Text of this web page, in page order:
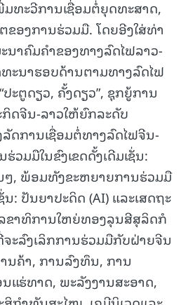
ທະວີການເຊື່ອມຕໍ່ຍຸດທະສາດ,
ຂອງການຮ່ວມມື. ໂດຍອີງໃສ່ທ່າ
ນາຄົມຄຳຂອງທາງລົດໄຟລາວ-
ະນາຮອບດ້ານຕາມທາງລົດໄຟ
ະຕູດຽວ, ຄັ້ງດຽວ”, ຊຸກຍູ້ການ
ດຈີນ-ລາວໃຫ້ຍົກລະດັບ
ດການເຊື່ອມຕໍ່ທາງລົດໄຟຈີນ-
ວມມືໃນຂົງເຂດດັ້ງເດີມເຊັ່ນ:
ໆ, ພ້ອມທັງຂະຫຍາຍການຮ່ວມມື
: ປັນຍາປະດິດ (AI) ແລະເສດຖະ
ຂາທິການໃຫຍ່ທອງລຸນສີສຸລິດກໍ
ະລົງເລິກການຮ່ວມມືກັບຝ່າຍຈີນ
ນຄ້າ, ການລົງທຶນ, ການ
ແຮ່ທາດ, ພະລັງງານສະອາດ,